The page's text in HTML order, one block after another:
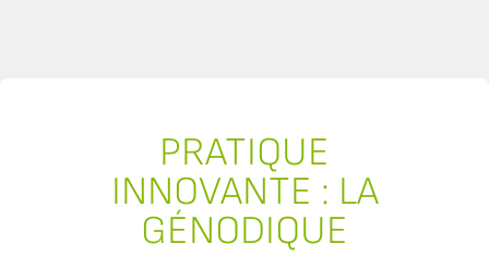
PRATIQUE
INNOVANTE : LA
GÉNODIQUE